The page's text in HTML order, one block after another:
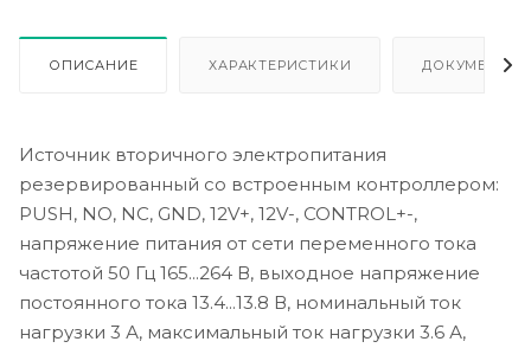
ОПИСАНИЕ ХАРАКТЕРИСТИКИ
Источник вторичного электропитания
резервированный со встроенным контроллером:
PUSH, NO, NC, GND, 12V+, 12V-, CONTROL+-,
напряжение питания от сети переменного тока
частотой 50 Гц 165...264 В, выходное напряжение
постоянного тока 13.4...13.8 В, номинальный ток
нагрузки 3 А, максимальный ток нагрузки 3.6 А,